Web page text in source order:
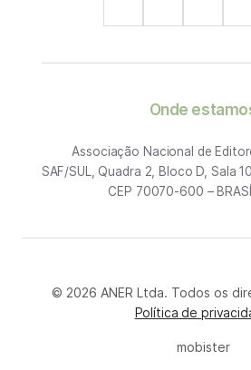
Onde
Associação Nacional de
SAF/SUL, Quadra 2, Bloco D, Sala
CEP 70070-600 –
© 2026 ANER Ltda. Todos os
Política de
mobister